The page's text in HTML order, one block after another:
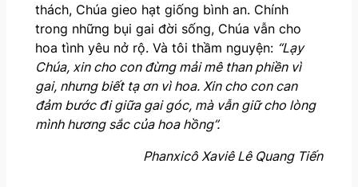
thách, Chúa gieo hạt giống bình an. Chính
trong những bụi gai đời sống, Chúa vẫn cho
hoa tình yêu nở rộ. Và tôi thầm nguyện: “Lạy
Chúa, xin cho con đừng mải mê than phiền vì
gai, nhưng biết tạ ơn vì hoa. Xin cho con can
đảm bước đi giữa gai góc, mà vẫn giữ cho lòng
mình hương sắc của hoa hồng”.
Phanxicô Xaviê Lê Quang Tiến